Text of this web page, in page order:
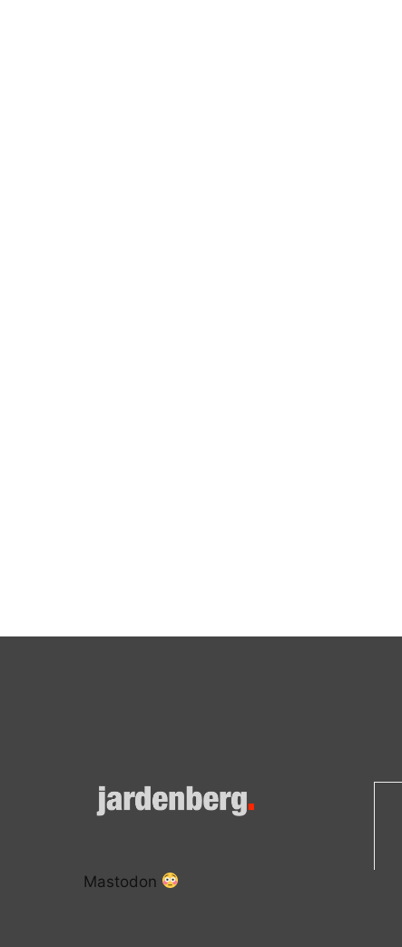
Mastodon